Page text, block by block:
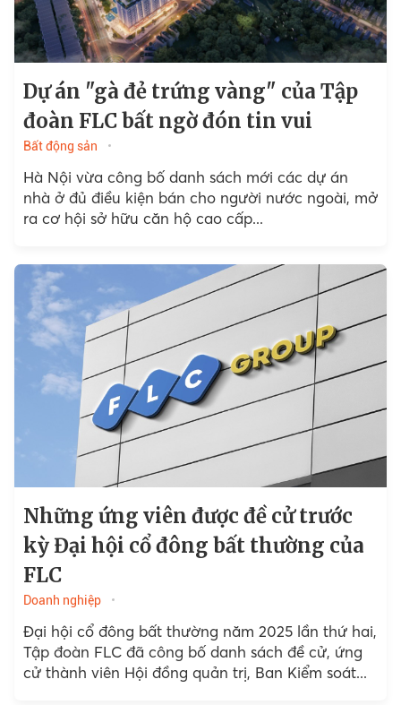
Dự án "gà đẻ trứng vàng" của Tập
đoàn FLC bất ngờ đón tin vui
Bất động sản
Hà Nội vừa công bố danh sách mới các dự án
nhà ở đủ điều kiện bán cho người nước ngoài, mở
ra cơ hội sở hữu căn hộ cao cấp...
Những ứng viên được đề cử trước
kỳ Đại hội cổ đông bất thường của
FLC
Doanh nghiệp
Đại hội cổ đông bất thường năm 2025 lần thứ hai,
Tập đoàn FLC đã công bố danh sách đề cử, ứng
cử thành viên Hội đồng quản trị, Ban Kiểm soát...